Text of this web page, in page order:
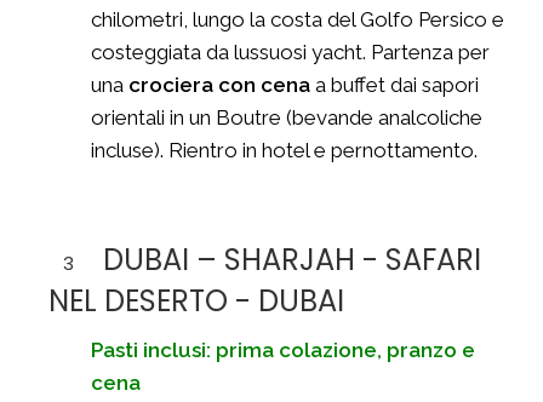
chilometri, lungo la costa del Golfo Persico e
costeggiata da lussuosi yacht. Partenza per
una crociera con cena a buffet dai sapori
orientali in un Boutre (bevande analcoliche
incluse). Rientro in hotel e pernottamento.
3
DUBAI – SHARJAH - SAFARI
NEL DESERTO - DUBAI
Pasti inclusi: prima colazione, pranzo e
cena